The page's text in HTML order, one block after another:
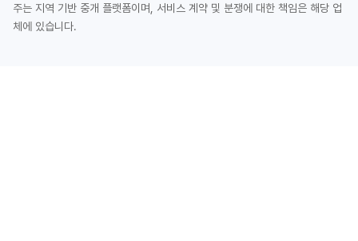
주는 지역 기반 중개 플랫폼이며, 서비스 계약 및 분쟁에 대한 책임은 해당 업
체에 있습니다.